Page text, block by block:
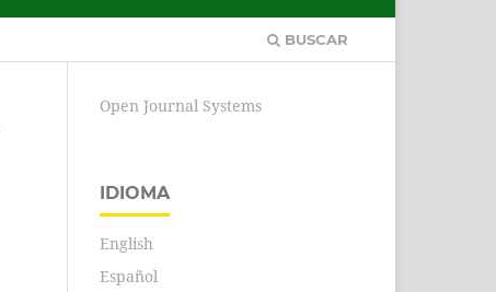
BUSCAR
Open Journal Systems
IDIOMA
English
Español